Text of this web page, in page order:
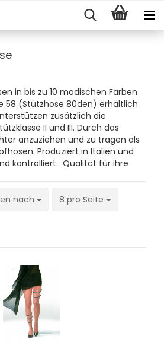
in bis zu 10 modischen Farben
58 (Stützhose 80den) erhältlich.
zusätzlich die
II und III. Durch das
anzuziehen und zu tragen als
Produziert in Italien und
kontrolliert. Qualität für ihre
nach 8 pro Seite